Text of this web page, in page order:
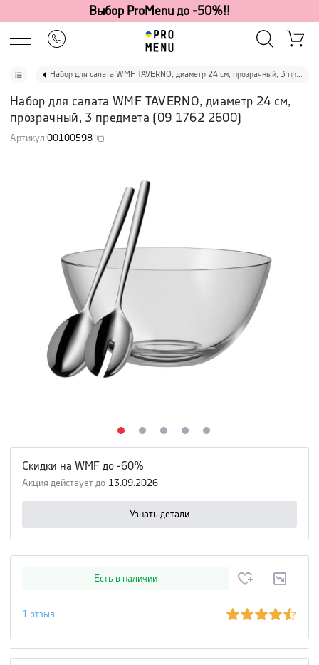
Выбор ProMenu до -50%!!
Набор для салата WMF TAVERNO, диаметр 24 см, прозрачный, 3 предмета
Набор для салата WMF TAVERNO, диаметр 24 см,
прозрачный, 3 предмета (09 1762 2600)
Артикул:00100598
Скидки на WMF до -60%
Акция действует до 13.09.2026
Узнать детали
Есть в наличии
1 отзыв